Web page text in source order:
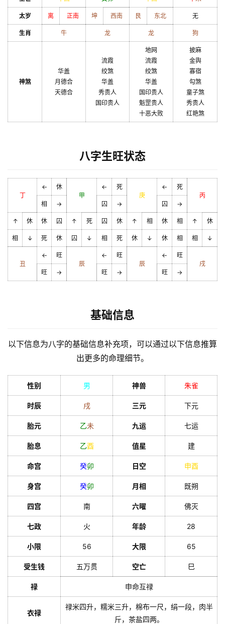
太岁 离 正南 坤 西南 艮 东北 无
生肖 牛 龙 龙 狗
神煞
华盖
月德合
天德合
流霞
绞煞
华盖
秀贵人
国印贵人
地网
流霞
绞煞
华盖
国印贵人
魁罡贵人
十恶大败
披麻
金舆
寡宿
勾煞
童子煞
秀贵人
红艳煞
八字生旺状态
丁
←
休
甲
←
死
庚
←
死
丙
相
→ 囚 → 囚 →
↑ 休 休 囚 ↑ 死 囚 休 ↑ 相 休 相 ↑ 休
相 ↓ 死 休 囚 ↓ 相 死 休 ↓ 休 相 相 ↓
丑
←
旺
辰
←
旺
辰
←
旺
戌
旺
→ 旺 → 旺 →
基础信息
以下信息为八字的基础信息补充项，可以通过以下信息推算
出更多的命理细节。
性别 男 神兽 朱雀
时辰 戌 三元 下元
胎元 乙未 九运 七运
胎息 乙酉 值星 建
命宫 癸卯 日空 申酉
身宫 癸卯 月相 既朔
四宫 南 六曜 佛灭
七政 火 年龄 28
小限 56 大限 65
受生钱 五万贯 空亡 巳
禄 申命互禄
衣禄
禄米四升，糯米三升，棉布一尺，绢一段，肉半
斤，茶盐四两。